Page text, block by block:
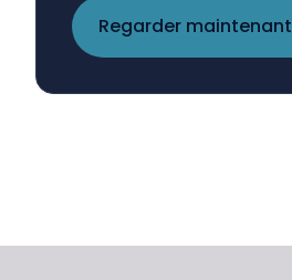
Regarder maintenant